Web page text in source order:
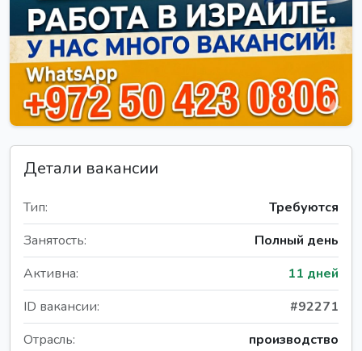
Детали вакансии
Тип:
Требуются
Занятость:
Полный день
Активна:
11 дней
ID вакансии:
#92271
Отрасль:
производство